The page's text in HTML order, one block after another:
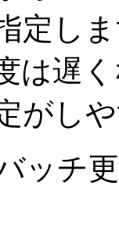
定し
は遅
がし
バッチ